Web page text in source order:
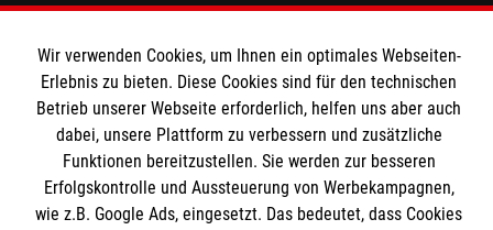
Angebote und Leistungen
Unsere Kurse
Mitarbeiten
Wir Malteser
Informationen
Kontakt
Pressestelle
Malteser online
Wir verwenden Cookies, um Ihnen ein optimales Webseiten-
Erlebnis zu bieten. Diese Cookies sind für den technischen
Betrieb unserer Webseite erforderlich, helfen uns aber auch
dabei, unsere Plattform zu verbessern und zusätzliche
Funktionen bereitzustellen. Sie werden zur besseren
Erfolgskontrolle und Aussteuerung von Werbekampagnen,
wie z.B. Google Ads, eingesetzt. Das bedeutet, dass Cookies